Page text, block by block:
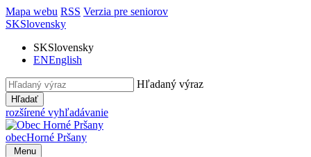
Mapa webu RSS Verzia pre seniorov
SKSlovensky
SKSlovensky
ENEnglish
Hľadaný výraz
Hľadať
rozšírené vyhľadávanie
obecHorné Pršany
Menu